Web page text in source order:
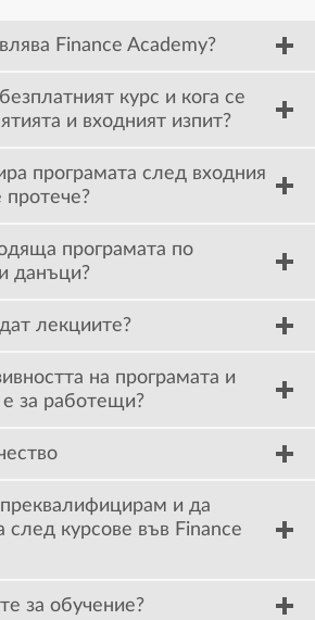
Finance Academy?
курс и кога се
и входният изпит?
програмата след входния
протече?
програмата по
данъци?
лекциите?
на програмата и
за работещи?
и да
след курсове във Finance
за обучение?